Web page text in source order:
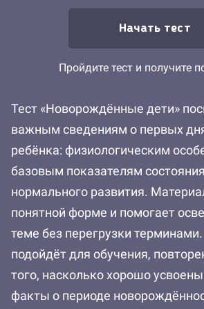
Начать тест
Пройдите тест и получите
Тест «Новорождённые дети»
важным сведениям о первых
ребёнка: физиологическим
базовым показателям
нормального развития.
понятной форме и помогает
теме без перегрузки
подойдёт для обучения,
того, насколько хорошо
факты о периоде